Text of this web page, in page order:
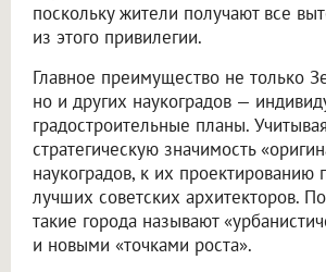
поскольку жители получают все
из этого привилегии.
Главное преимущество не только
но и других наукоградов —
градостроительные планы. Учитывая
стратегическую значимость
наукоградов, к их проектированию
лучших советских архитекторов.
такие города называют
и новыми «точками роста».